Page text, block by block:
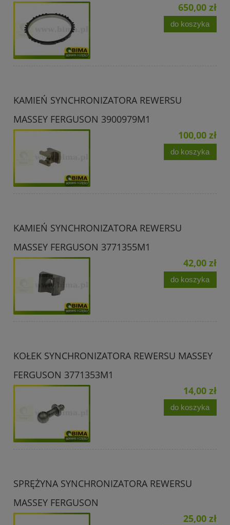
650,00 zł
do koszyka
KAMIEŃ SYNCHRONIZATORA REWERSU
MASSEY FERGUSON 3900979M1
100,00 zł
do koszyka
KAMIEŃ SYNCHRONIZATORA REWERSU
MASSEY FERGUSON 3771355M1
42,00 zł
do koszyka
KOŁEK SYNCHRONIZATORA REWERSU MASSEY
FERGUSON 3771353M1
14,00 zł
do koszyka
SPRĘŻYNA SYNCHRONIZATORA REWERSU
MASSEY FERGUSON
25,00 zł